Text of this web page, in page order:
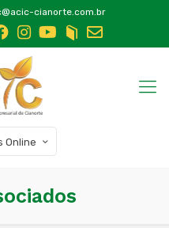
cianorte.com.br
Online